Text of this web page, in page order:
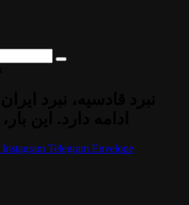
Instagram Telegram Envelope